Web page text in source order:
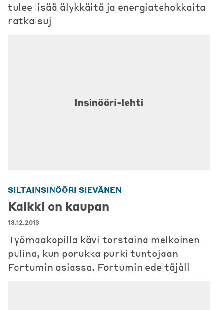
tulee lisää älykkäitä ja energiatehokkaita
ratkaisuj
SILTAINSINÖÖRI SIEVÄNEN
Kaikki on kaupan
13.12.2013
Työmaakopilla kävi torstaina melkoinen
pulina, kun porukka purki tuntojaan
Fortumin asiassa. Fortumin edeltäjäll